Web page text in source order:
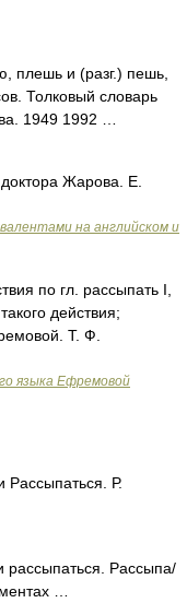
и (разг.) пешь,
Толковый словарь
1949 1992 …
Жарова. E.
на английском и
по гл. рассыпать I,
действия;
Т. Ф.
языка Ефремовой
Рассыпаться. Р.
рассыпаться. Рассыпа/
…